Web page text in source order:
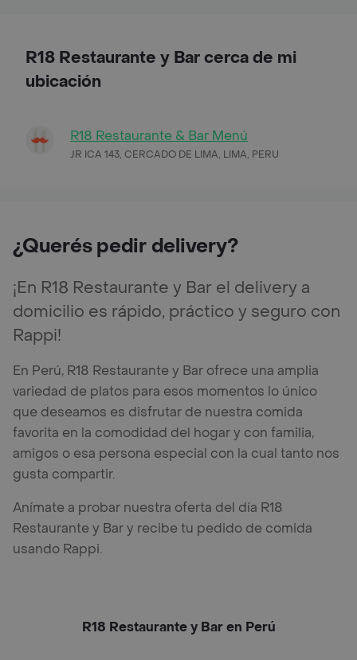
R18 Restaurante y Bar cerca de mi
ubicación
R18 Restaurante & Bar Menú
JR ICA 143, CERCADO DE LIMA, LIMA, PERU
¿Querés pedir delivery?
¡En R18 Restaurante y Bar el delivery a
domicilio es rápido, práctico y seguro con
Rappi!
En Perú, R18 Restaurante y Bar ofrece una amplia
variedad de platos para esos momentos lo único
que deseamos es disfrutar de nuestra comida
favorita en la comodidad del hogar y con familia,
amigos o esa persona especial con la cual tanto nos
gusta compartir.
Anímate a probar nuestra oferta del día R18
Restaurante y Bar y recibe tu pedido de comida
usando Rappi.
R18 Restaurante y Bar en Perú